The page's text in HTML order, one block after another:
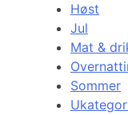
Høst
Jul
Mat &
Sommer